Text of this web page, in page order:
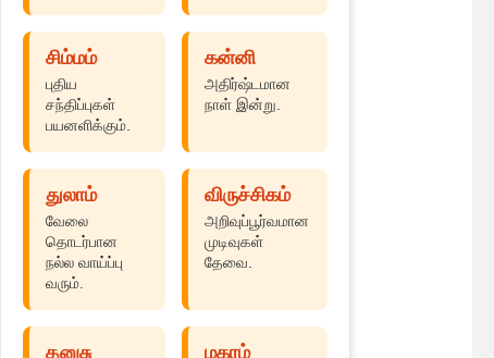
சிம்மம்
புதிய
சந்திப்புகள்
பயனளிக்கும்.
கன்னி
அதிர்ஷ்டமான
நாள் இன்று.
துலாம்
வேலை
தொடர்பான
நல்ல வாய்ப்பு
வரும்.
விருச்சிகம்
அறிவுப்பூர்வமான
முடிவுகள்
தேவை.
தனுசு மகரம்